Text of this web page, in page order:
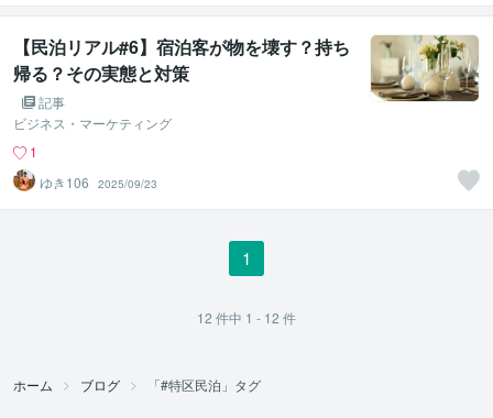
【民泊リアル#6】宿泊客が物を壊す？持ち
帰る？その実態と対策
記事
ビジネス・マーケティング
1
ゆき106
2025/09/23
1
12 件中 1 - 12 件
ホーム ブログ 「#特区民泊」タグ